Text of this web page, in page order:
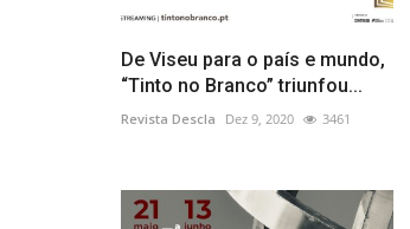
De Viseu para o país e mundo,
“Tinto no Branco” triunfou...
Revista Descla Dez 9, 2020 3461